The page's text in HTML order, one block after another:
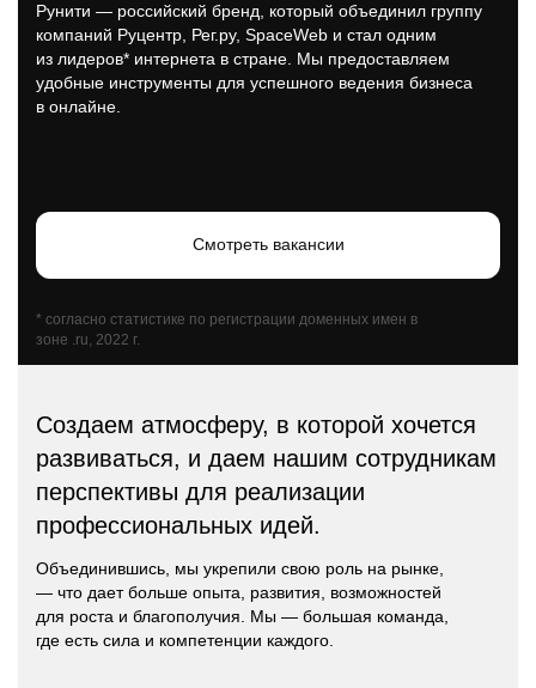
Рунити — российский бренд, который объединил группу
компаний Руцентр , Рег.ру, SpaceWeb и стал одним
из лидеров* интернета в стране. Мы предоставляем
удобные инструменты для успешного ведения бизнеса
в онлайне.
Смотреть вакансии
* согласно статистике по регистрации доменных имен в
зоне .ru, 2022 г.
Создаем атмосферу, в которой хочется
развиваться, и даем нашим сотрудникам
перспективы для реализации
профессиональных идей.
Объединившись, мы укрепили свою роль на рынке,
— что дает больше опыта, развития, возможностей
для роста и благополучия. Мы — большая команда,
где есть сила и компетенции каждого.